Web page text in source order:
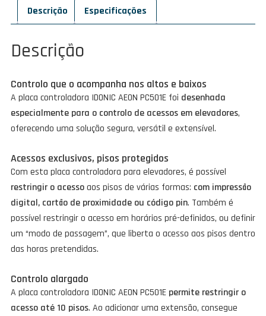
PC501EDescrição Especificações
Descrição
Controlo que o acompanha nos altos e baixos
A placa controladora IDONIC AEON PC501E foi desenhada
especialmente para o controlo de acessos em elevadores,
oferecendo uma solução segura, versátil e extensível.
Acessos exclusivos, pisos protegidos
Com esta placa controladora para elevadores, é possível
restringir o acessoaos pisos de várias formas: com impressão
digital, cartão de proximidade ou código pin. Também é
possível restringir o acesso em horários pré-definidos, ou definir
um “modo de passagem”, que liberta o acesso aos pisos dentro
das horas pretendidas.
Controlo alargado
A placa controladora IDONIC AEON PC501E permite restringir o
acesso até 10 pisos. Ao adicionar uma extensão, consegue